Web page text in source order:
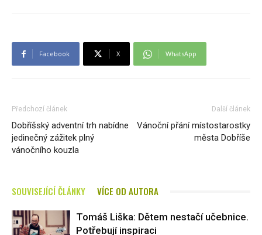
Facebook X WhatsApp
Předchozí článek
Dobříšský adventní trh nabídne
jedinečný zážitek plný
vánočního kouzla
Další článek
Vánoční přání místostarostky
města Dobříše
SOUVISEJÍCÍ ČLÁNKY VÍCE OD AUTORA
Tomáš Liška: Dětem nestačí učebnice.
Potřebují inspiraci